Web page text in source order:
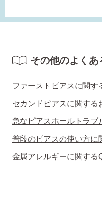
フォローし
ピアス
ようこそ！！な
その他のよくあ
ファーストピアスに関す
セカンドピアスに関する
急なピアスホールトラブ
普段のピアスの使い方に
金属アレルギーに関する